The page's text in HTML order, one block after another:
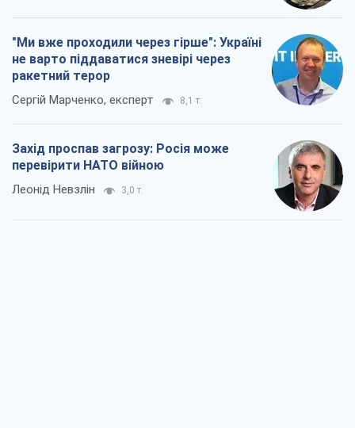
"Ми вже проходили через гірше": Україні
не варто піддаватися зневірі через
ракетний терор
Сергій Марченко, експерт 8,1 т.
Захід проспав загрозу: Росія може
перевірити НАТО війною
Леонід Невзлін 3,0 т.